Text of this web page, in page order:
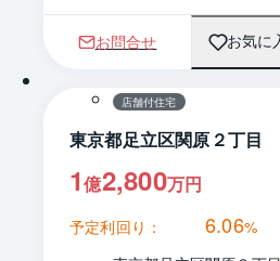
お問合せ お気1 / 0
店舗付住宅
東京都足立区関原２丁目
1億2,800万円
予定利回り： 6.06%